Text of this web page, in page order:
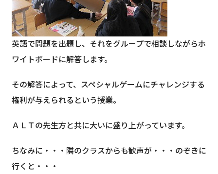
英語で問題を出題し、それをグループで相談しながらホ
ワイトボードに解答します。
その解答によって、スペシャルゲームにチャレンジする
権利が与えられるという授業。
ＡＬＴの先生方と共に大いに盛り上がっています。
ちなみに・・・隣のクラスからも歓声が・・・のぞきに
行くと・・・